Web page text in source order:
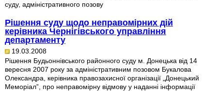
суду, адміністративного позову
Рішення суду щодо неправомірних дій
керівника Чернігівського управління
департаменту
19.03.2008
Рішення Будьоннівського районного суду м. Донецька від 14
вересня 2007 року за адміністративним позовом Букалова
Олександра, керівника правозахисної організації „Донецький
Меморіал”, про неправомірну відмову у наданні інформації